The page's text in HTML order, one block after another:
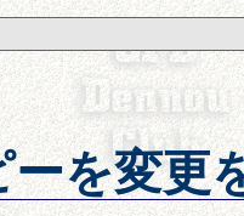
を変更